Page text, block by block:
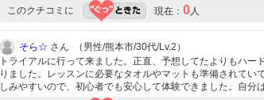
このクチコミに 現在： 0人
そら☆ さん （男性/熊本市/30代/Lv.2）
トライアルに行って来ました。正直、予想してたよりもハ
りました。レッスンに必要なタオルやマットも準備されて
しみやすいので、初心者でも安心して体験できました。自分